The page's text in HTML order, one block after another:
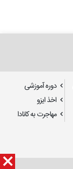
دوره آموزشی
اخذ ایزو
مهاجرت به کانادا